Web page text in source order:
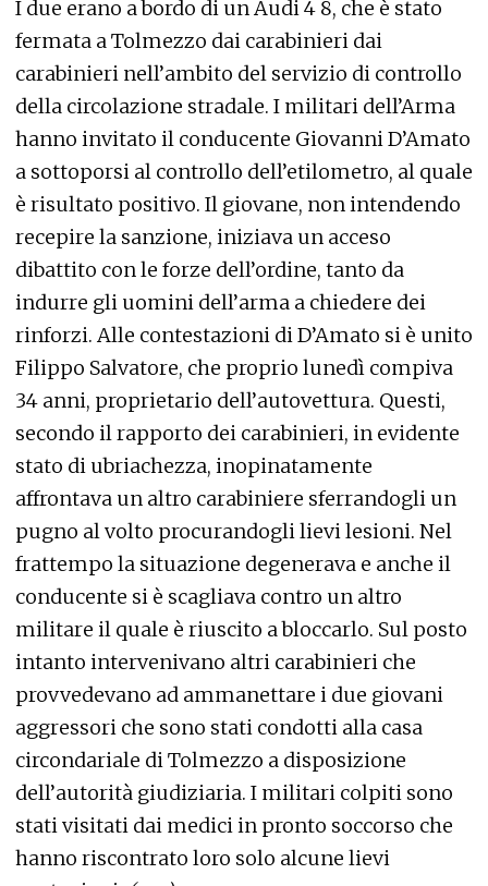
I due erano a bordo di un Audi 4 8, che è stato
fermata a Tolmezzo dai carabinieri dai
carabinieri nell’ambito del servizio di controllo
della circolazione stradale. I militari dell’Arma
hanno invitato il conducente Giovanni D’Amato
a sottoporsi al controllo dell’etilometro, al quale
è risultato positivo. Il giovane, non intendendo
recepire la sanzione, iniziava un acceso
dibattito con le forze dell’ordine, tanto da
indurre gli uomini dell’arma a chiedere dei
rinforzi. Alle contestazioni di D’Amato si è unito
Filippo Salvatore, che proprio lunedì compiva
34 anni, proprietario dell’autovettura. Questi,
secondo il rapporto dei carabinieri, in evidente
stato di ubriachezza, inopinatamente
affrontava un altro carabiniere sferrandogli un
pugno al volto procurandogli lievi lesioni. Nel
frattempo la situazione degenerava e anche il
conducente si è scagliava contro un altro
militare il quale è riuscito a bloccarlo. Sul posto
intanto intervenivano altri carabinieri che
provvedevano ad ammanettare i due giovani
aggressori che sono stati condotti alla casa
circondariale di Tolmezzo a disposizione
dell’autorità giudiziaria. I militari colpiti sono
stati visitati dai medici in pronto soccorso che
hanno riscontrato loro solo alcune lievi